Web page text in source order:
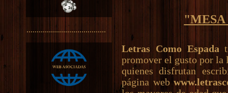
.......................................
Letras Como Espada
promover el gusto por la
quienes disfrutan
página web